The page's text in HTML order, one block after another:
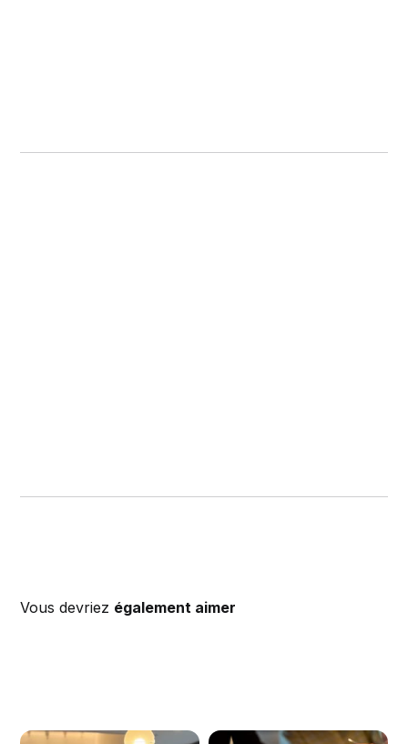
Vous devriez également aimer